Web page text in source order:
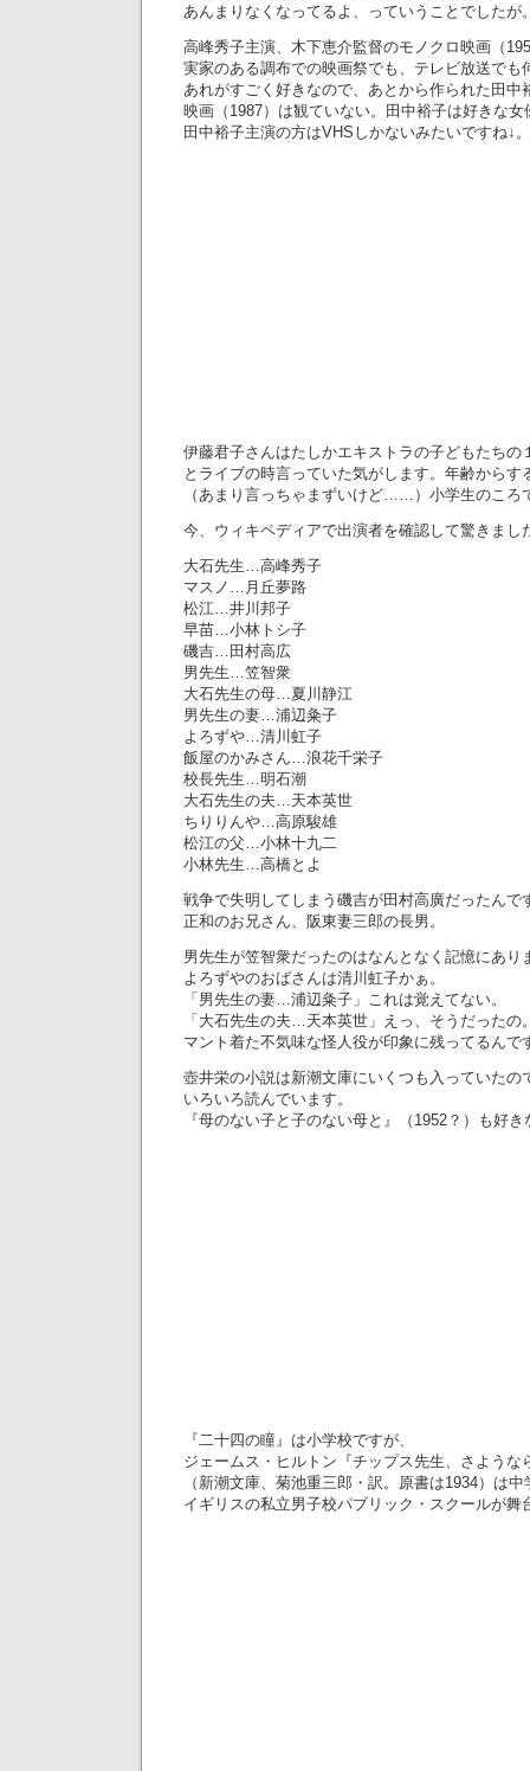
あんまりなくなってるよ、っていうことでしたが
高峰秀子主演、木下恵介監督のモノクロ映画（
実家のある調布での映画祭でも、テレビ放送でも
あれがすごく好きなので、あとから作られた田中
映画（1987）は観ていない。田中裕子は好きな女
田中裕子主演の方はVHSしかないみたいですね↓。
伊藤君子さんはたしかエキストラの子どもたちの
とライブの時言っていた気がします。年齢からす
（あまり言っちゃまずいけど……）小学生のころ
今、ウィキペディアで出演者を確認して驚きまし
大石先生…高峰秀子
マスノ…月丘夢路
松江…井川邦子
早苗…小林トシ子
磯吉…田村高広
男先生…笠智衆
大石先生の母…夏川静江
男先生の妻…浦辺粂子
よろずや…清川虹子
飯屋のかみさん…浪花千栄子
校長先生…明石潮
大石先生の夫…天本英世
ちりりんや…高原駿雄
松江の父…小林十九二
小林先生…高橋とよ
戦争で失明してしまう磯吉が田村高廣だったんで
正和のお兄さん、阪東妻三郎の長男。
男先生が笠智衆だったのはなんとなく記憶にあり
よろずやのおばさんは清川虹子かぁ。
「男先生の妻…浦辺粂子」これは覚えてない。
「大石先生の夫…天本英世」えっ、そうだったの
マント着た不気味な怪人役が印象に残ってるん
壺井栄の小説は新潮文庫にいくつも入っていたの
いろいろ読んでいます。
『母のない子と子のない母と』（1952？）も好き
『二十四の瞳』は小学校ですが、
ジェームス・ヒルトン『チップス先生、さような
（新潮文庫、菊池重三郎・訳。原書は1934）は
イギリスの私立男子校パブリック・スクールが舞